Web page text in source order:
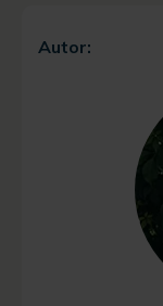
Autor: